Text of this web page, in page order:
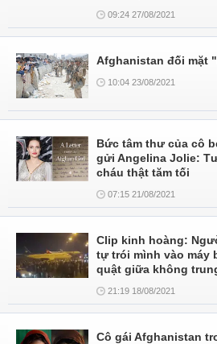
09:24 27/08/2021
Afghanistan đối mặt
10:04 23/08/2021
Bức tâm thư của cô
gửi Angelina Jolie:
cháu thật tăm tối
07:15 21/08/2021
Clip kinh hoàng:
tự trói mình vào máy
quật giữa không
21:19 18/08/2021
Cô gái Afghanistan